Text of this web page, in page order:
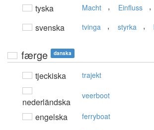
tyska Macht , Einfluss ,
svenska tvinga , styrka ,
færge danska
tjeckiska trajekt
nederländska
veerboot
engelska ferryboat